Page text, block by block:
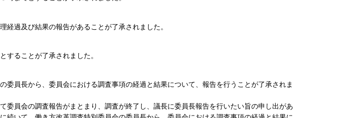
過及び結果の報告があることが了承されました。
することが了承されました。
委員長から、委員会における調査事項の経過と結果について、報告を行うことが了承されま
委員会の調査報告がまとまり、調査が終了し、議長に委員長報告を行いたい旨の申し出があ